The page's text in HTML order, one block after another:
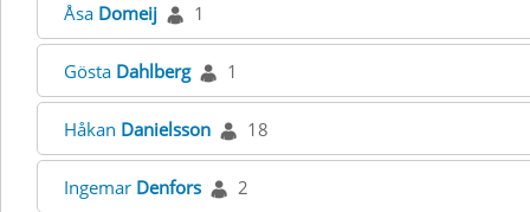
Åsa Domeij 1
Gösta Dahlberg 1
Håkan Danielsson 18
Ingemar Denfors 2